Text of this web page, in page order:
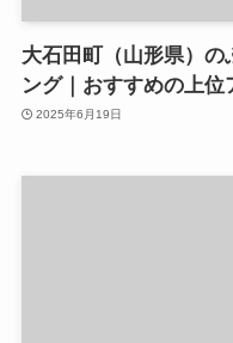
大石田町（山形県）
ング｜おすすめの上位
2025年6月19日